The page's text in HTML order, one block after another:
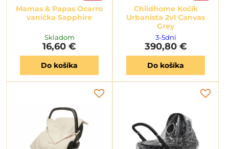
Mamas & Papas Ocarro
vanička Sapphire
Skladom
16,60 €
Do košíka
Childhome Kočík
Urbanista 2v1 Canvas
Grey
3-5dní
390,80 €
Do košíka